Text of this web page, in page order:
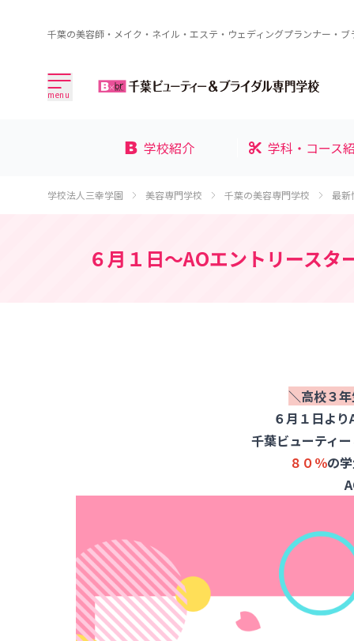
千葉の美容師・メイク・ネイル・エステ・ウェディングプランナー・
menu
学校紹介 学科・コース
学校法人三幸学園 美容専門学校 千葉の美容専門学校 最新
６月１日～AOエントリース
＼高校３
６月１日よ
千葉ビューティ
８０％の